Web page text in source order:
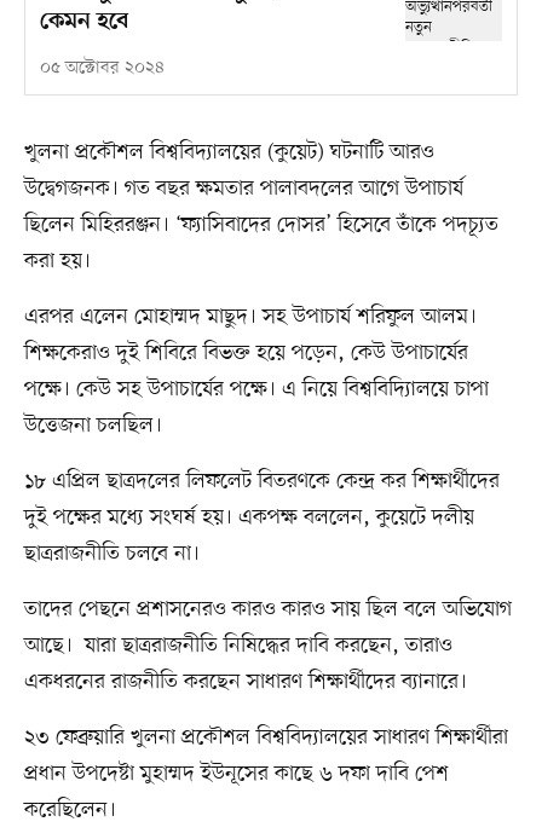
কেমন হবে
০৫ অক্টোবর ২০২৪
খুলনা প্রকৌশল বিশ্ববিদ্যালয়ের (কুয়েট) ঘটনাটি আরও
উদ্বেগজনক। গত বছর ক্ষমতার পালাবদলের আগে উপাচার্য
ছিলেন মিহিররঞ্জন। ‘ফ্যাসিবাদের দোসর’ হিসেবে তাঁকে পদচ্যূত
করা হয়।
এরপর এলেন মোহাম্মদ মাছুদ। সহ উপাচার্য শরিফুল আলম।
শিক্ষকেরাও দুই শিবিরে বিভক্ত হয়ে পড়েন, কেউ উপাচার্যের
পক্ষে। কেউ সহ উপাচার্যের পক্ষে। এ নিয়ে বিশ্ববিদ্যিালয়ে চাপা
উত্তেজনা চলছিল।
১৮ এপ্রিল ছাত্রদলের লিফলেট বিতরণকে কেন্দ্র কর শিক্ষার্থীদের
দুই পক্ষের মধ্যে সংঘর্ষ হয়। একপক্ষ বললেন, কুয়েটে দলীয়
ছাত্ররাজনীতি চলবে না।
তাদের পেছনে প্রশাসনেরও কারও কারও সায় ছিল বলে অভিযোগ
আছে। যারা ছাত্ররাজনীতি নিষিদ্ধের দাবি করছেন, তারাও
একধরনের রাজনীতি করছেন সাধারণ শিক্ষার্থীদের ব্যানারে।
২৩ ফেব্রুয়ারি খুলনা প্রকৌশল বিশ্ববিদ্যালয়ের সাধারণ শিক্ষার্থীরা
প্রধান উপদেষ্টা মুহাম্মদ ইউনূসের কাছে ৬ দফা দাবি পেশ
করেছিলেন।